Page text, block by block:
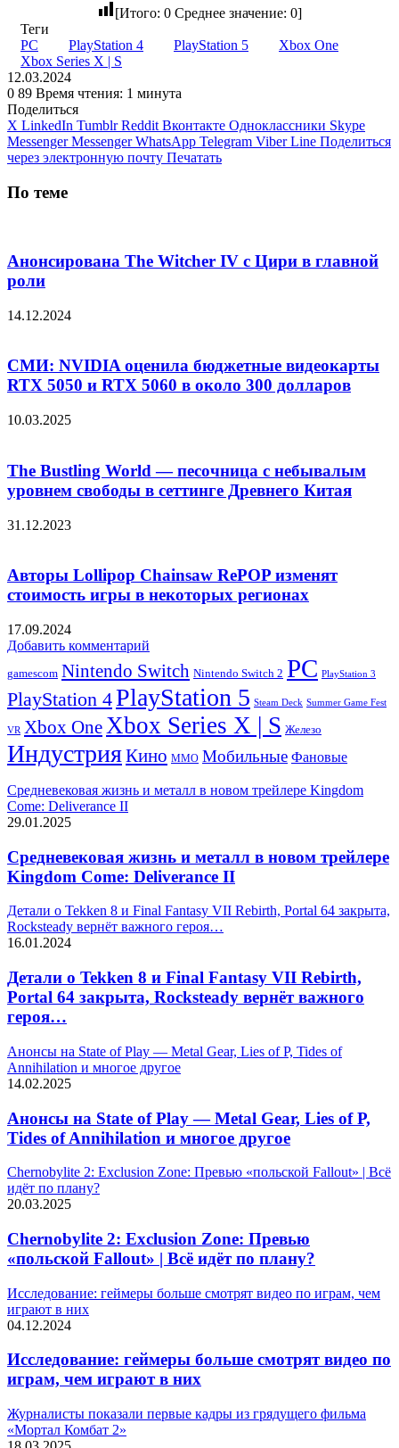
[Итого: 0 Среднее значение: 0]
Теги
PC
PlayStation 4 PlayStation 5
Xbox One
Xbox Series X | S
12.03.2024
0 89 Время чтения: 1 минута
Поделиться
X LinkedIn Tumblr Reddit Вконтакте Одноклассники Skype
Messenger Messenger WhatsApp Telegram Viber Line Поделиться
через электронную почту Печатать
По теме
Анонсирована The Witcher IV с Цири в главной
роли
14.12.2024
СМИ: NVIDIA оценила бюджетные видеокарты
RTX 5050 и RTX 5060 в около 300 долларов
10.03.2025
The Bustling World — песочница с небывалым
уровнем свободы в сеттинге Древнего Китая
31.12.2023
Авторы Lollipop Chainsaw RePOP изменят
стоимость игры в некоторых регионах
17.09.2024
Добавить комментарий
gamescom Nintendo Switch Nintendo Switch 2 PC PlayStation 3
PlayStation 4PlayStation 5 Steam Deck Summer Game Fest
VR Xbox OneXbox Series X | S Железо
ИндустрияКино ММО Мобильные Фановые
Средневековая жизнь и металл в новом трейлере Kingdom
Come: Deliverance II
29.01.2025
Средневековая жизнь и металл в новом трейлере
Kingdom Come: Deliverance II
Детали о Tekken 8 и Final Fantasy VII Rebirth, Portal 64 закрыта,
Rocksteady вернёт важного героя…
16.01.2024
Детали о Tekken 8 и Final Fantasy VII Rebirth,
Portal 64 закрыта, Rocksteady вернёт важного
героя…
Анонсы на State of Play — Metal Gear, Lies of P, Tides of
Annihilation и многое другое
14.02.2025
Анонсы на State of Play — Metal Gear, Lies of P,
Tides of Annihilation и многое другое
Chernobylite 2: Exclusion Zone: Превью «польской Fallout» | Всё
идёт по плану?
20.03.2025
Chernobylite 2: Exclusion Zone: Превью
«польской Fallout» | Всё идёт по плану?
Исследование: геймеры больше смотрят видео по играм, чем
играют в них
04.12.2024
Исследование: геймеры больше смотрят видео по
играм, чем играют в них
Журналисты показали первые кадры из грядущего фильма
«Мортал Комбат 2»